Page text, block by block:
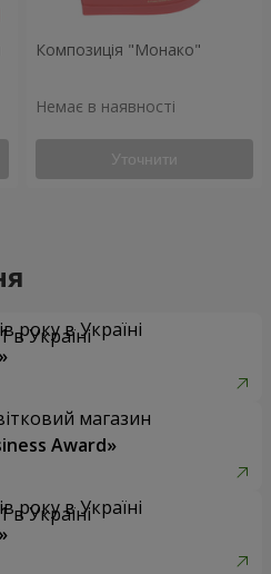
Композиція "Монако"
Немає в наявності
Уточнити
року в Україні
магазин
Award»
року в Україні